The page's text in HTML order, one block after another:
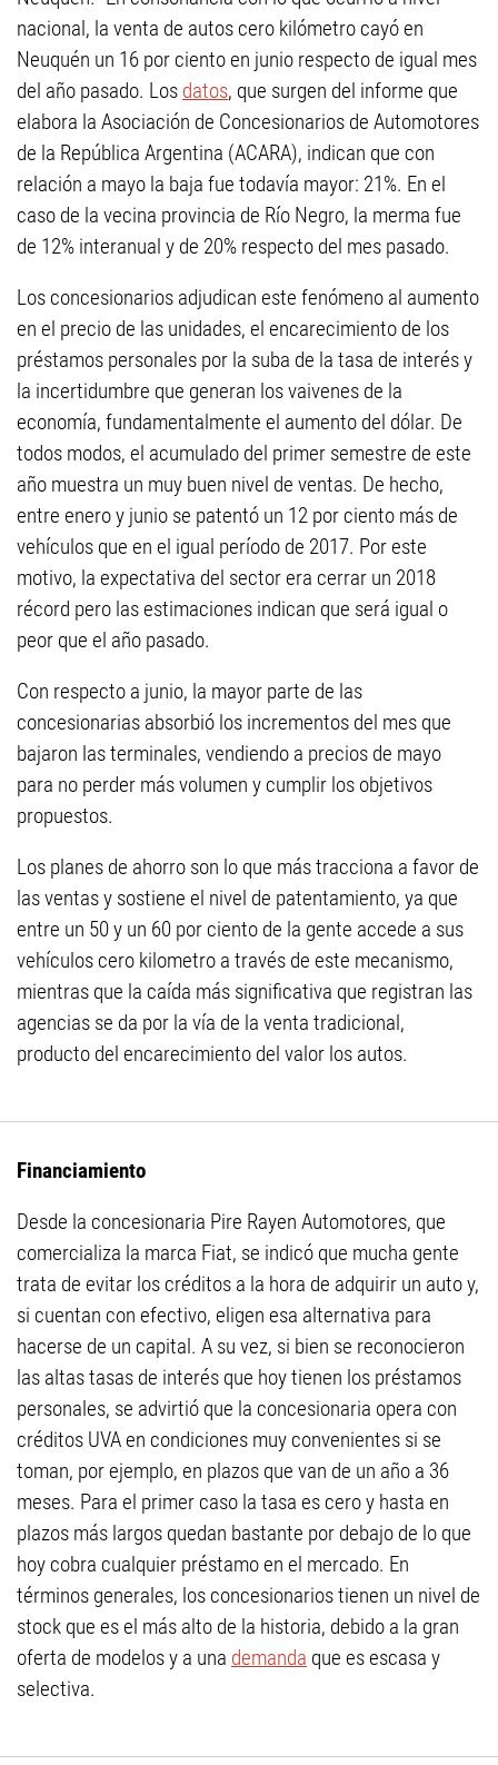
nacional, la venta de autos cero kilómetro cayó en
Neuquén un 16 por ciento en junio respecto de igual mes
del año pasado. Los datos, que surgen del informe que
elabora la Asociación de Concesionarios de Automotores
de la República Argentina (ACARA), indican que con
relación a mayo la baja fue todavía mayor: 21%. En el
caso de la vecina provincia de Río Negro, la merma fue
de 12% interanual y de 20% respecto del mes pasado.
Los concesionarios adjudican este fenómeno al aumento
en el precio de las unidades, el encarecimiento de los
préstamos personales por la suba de la tasa de interés y
la incertidumbre que generan los vaivenes de la
economía, fundamentalmente el aumento del dólar. De
todos modos, el acumulado del primer semestre de este
año muestra un muy buen nivel de ventas. De hecho,
entre enero y junio se patentó un 12 por ciento más de
vehículos que en el igual período de 2017. Por este
motivo, la expectativa del sector era cerrar un 2018
récord pero las estimaciones indican que será igual o
peor que el año pasado.
Con respecto a junio, la mayor parte de las
concesionarias absorbió los incrementos del mes que
bajaron las terminales, vendiendo a precios de mayo
para no perder más volumen y cumplir los objetivos
propuestos.
Los planes de ahorro son lo que más tracciona a favor de
las ventas y sostiene el nivel de patentamiento, ya que
entre un 50 y un 60 por ciento de la gente accede a sus
vehículos cero kilometro a través de este mecanismo,
mientras que la caída más significativa que registran las
agencias se da por la vía de la venta tradicional,
producto del encarecimiento del valor los autos.
Financiamiento
Desde la concesionaria Pire Rayen Automotores, que
comercializa la marca Fiat, se indicó que mucha gente
trata de evitar los créditos a la hora de adquirir un auto y,
si cuentan con efectivo, eligen esa alternativa para
hacerse de un capital. A su vez, si bien se reconocieron
las altas tasas de interés que hoy tienen los préstamos
personales, se advirtió que la concesionaria opera con
créditos UVA en condiciones muy convenientes si se
toman, por ejemplo, en plazos que van de un año a 36
meses. Para el primer caso la tasa es cero y hasta en
plazos más largos quedan bastante por debajo de lo que
hoy cobra cualquier préstamo en el mercado. En
términos generales, los concesionarios tienen un nivel de
stock que es el más alto de la historia, debido a la gran
oferta de modelos y a una demanda que es escasa y
selectiva.